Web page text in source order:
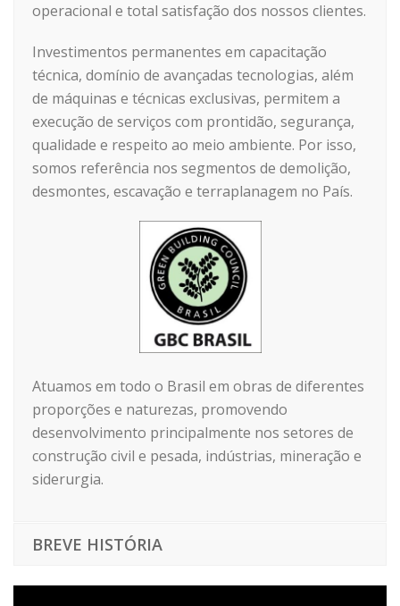
operacional e total satisfação dos nossos clientes.
Investimentos permanentes em capacitação
técnica, domínio de avançadas tecnologias, além
de máquinas e técnicas exclusivas, permitem a
execução de serviços com prontidão, segurança,
qualidade e respeito ao meio ambiente. Por isso,
somos referência nos segmentos de demolição,
desmontes, escavação e terraplanagem no País.
Atuamos em todo o Brasil em obras de diferentes
proporções e naturezas, promovendo
desenvolvimento principalmente nos setores de
construção civil e pesada, indústrias, mineração e
siderurgia.
BREVE HISTÓRIA